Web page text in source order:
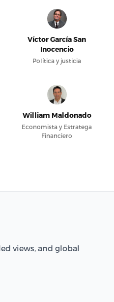
Víctor García San
Inocencio
Política y justicia
William Maldonado
Economista y Estratega
Financiero
views, and global